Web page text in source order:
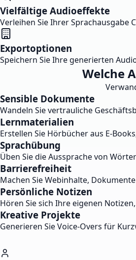
Vielfältige Audioeffekte
Verleihen Sie Ihrer Sprachausgabe
Exportoptionen
Speichern Sie Ihre generierten
Welche
Sensible Dokumente
Wandeln Sie vertrauliche
Lernmaterialien
Erstellen Sie Hörbücher aus E-
Sprachübung
Üben Sie die Aussprache von
Barrierefreiheit
Machen Sie Webinhalte,
Persönliche Notizen
Hören Sie sich Ihre eigenen
Kreative Projekte
Generieren Sie Voice-Overs für